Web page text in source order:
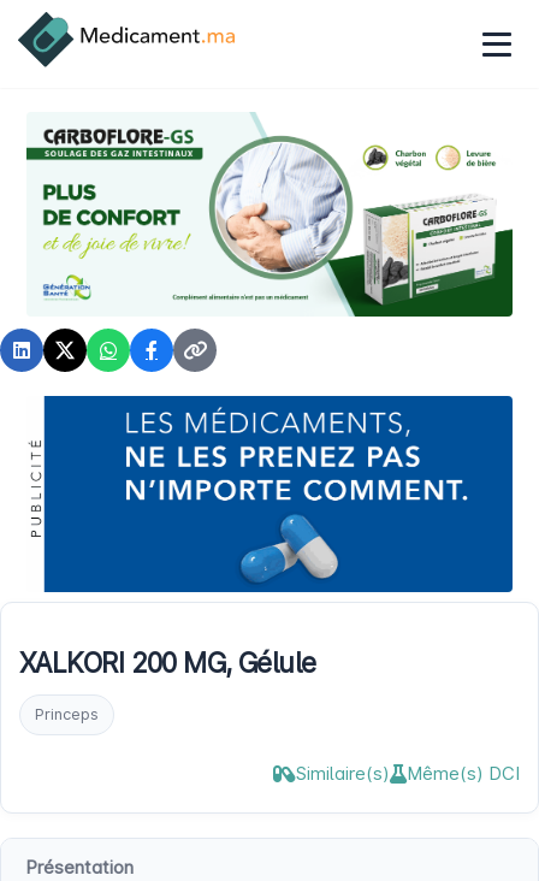
XALKORI 200 MG, Gélule
Princeps
Similaire(s) Même(s) DCI
Présentation